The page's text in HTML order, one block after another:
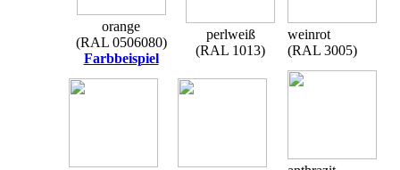
orange
(RAL 0506080)
Farbbeispiel
perlweiß
(RAL 1013)
weinrot
(RAL 3005)